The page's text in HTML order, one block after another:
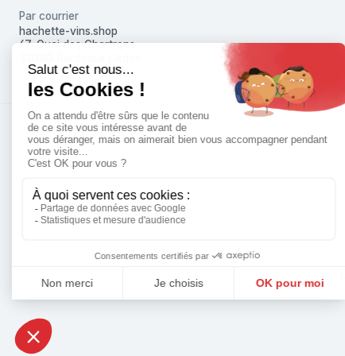
Par courrier
hachette-vins.shop
67, Quai des Chartrons